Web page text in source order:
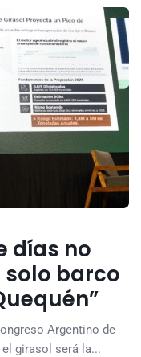
días no
barco
Argentino de
girasol será la...